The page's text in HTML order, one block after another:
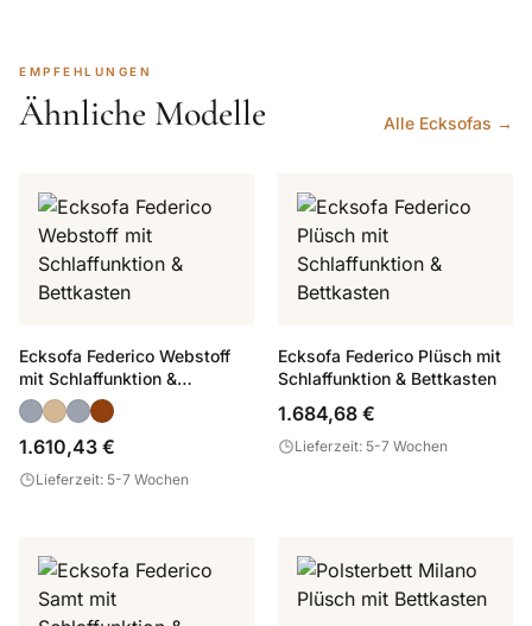
EMPFEHLUNGEN
Ähnliche Modelle Alle Ecksofas →
Ecksofa Federico Webstoff
mit Schlaffunktion &
Bettkasten
1.610,43 €
Lieferzeit: 5-7 Wochen
Ecksofa Federico Plüsch mit
Schlaffunktion & Bettkasten
1.684,68 €
Lieferzeit: 5-7 Wochen